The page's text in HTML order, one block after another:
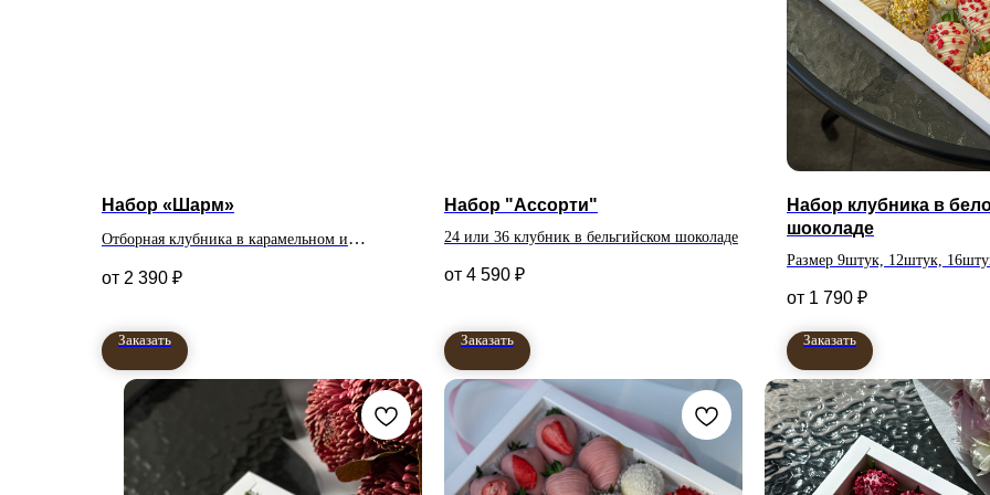
Набор «Шарм»
Отборная клубника в карамельном и
наборе на выбор
12 штук,16 штук, 24 штуки
2 390 ₽
Заказать
Набор "Ассорти"
24 или 36 клубник в бельгийском шоколаде
4 590 ₽
Заказать
Набор клубника в
шоколаде
Размер 9штук, 12штук,
1 790 ₽
Заказать